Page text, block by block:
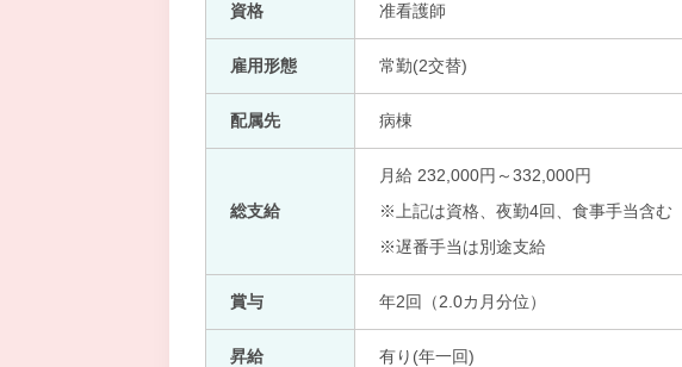
資格 准看護師
雇用形態 常勤(2交替)
配属先 病棟
総支給
月給 232,000円～332,000円
※上記は資格、夜勤4回、食事手当含む
※遅番手当は別途支給
賞与 年2回（2.0カ月分位）
昇給 有り(年一回)